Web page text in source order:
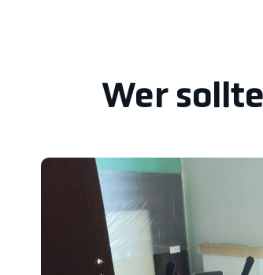
Wer